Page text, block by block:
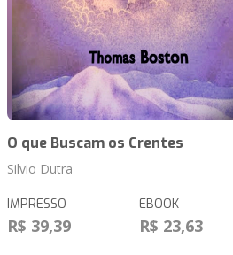
O que Buscam os Crentes
Silvio Dutra
IMPRESSO
R$ 39,39
EBOOK
R$ 23,63